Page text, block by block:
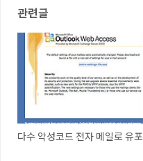
관련글
다수 악성코드 전자 메일로 유포